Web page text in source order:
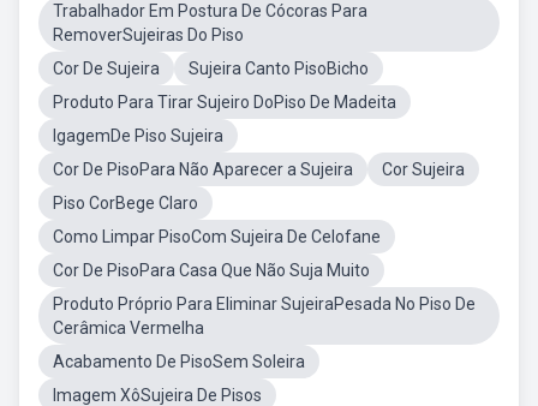
Trabalhador Em Postura De Cócoras Para
RemoverSujeiras Do Piso
Cor De Sujeira
Sujeira Canto PisoBicho
Produto Para Tirar Sujeiro DoPiso De Madeita
IgagemDe Piso Sujeira
Cor De PisoPara Não Aparecer a Sujeira
Cor Sujeira
Piso CorBege Claro
Como Limpar PisoCom Sujeira De Celofane
Cor De PisoPara Casa Que Não Suja Muito
Produto Próprio Para Eliminar SujeiraPesada No Piso De
Cerâmica Vermelha
Acabamento De PisoSem Soleira
Imagem XôSujeira De Pisos